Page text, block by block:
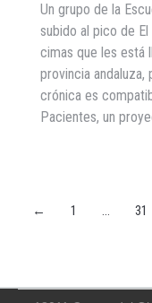
Un grupo de la
subido al pico de
cimas que les está
provincia andaluza,
crónica es
Pacientes, un
← 1 … 31